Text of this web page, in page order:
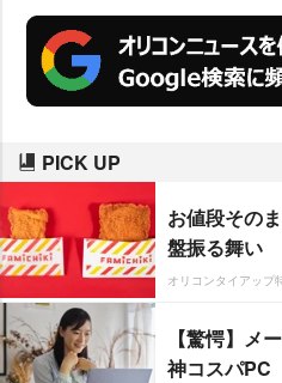
PICK UP
お値段その
盤振る舞い
オリコンタイアップ
【驚愕】メ
神コスパPC